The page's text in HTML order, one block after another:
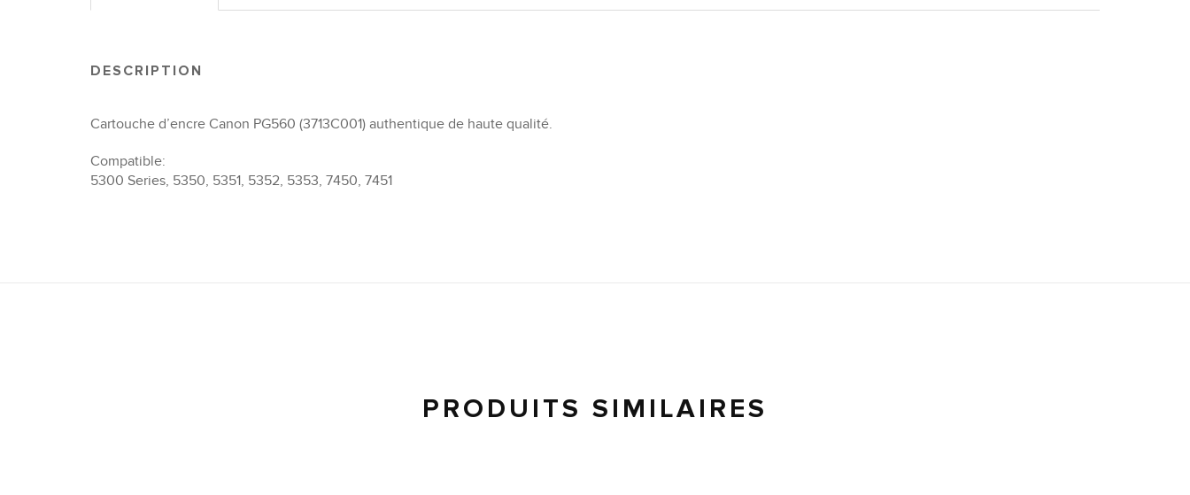
DESCRIPTION
Cartouche d’encre Canon PG560 (3713C001) authentique de haute qualité.
Compatible:
5300 Series, 5350, 5351, 5352, 5353, 7450, 7451
PRODUITS SIMILAIRES